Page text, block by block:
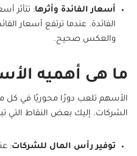
أسعار الفائدة وأثرها: تتأثر
الفائدة. عندما ترتفع أسعار
والعكس صحيح.
ما هى أهميه
الأسهم تلعب دورًا محوريًا في كل
الشركات. إليك بعض النقاط التي
توفير رأس المال للشركات: